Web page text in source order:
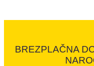
BREZPLAČNA